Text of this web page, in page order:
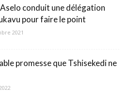
conduit une délégation
pour faire le point
2021
promesse que Tshisekedi ne